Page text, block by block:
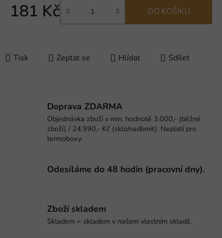
181 Kč DO KOŠÍKU
Tisk Zeptat se Hlídat Sdílet
Doprava ZDARMA
Objednávka zboží v min. hodnotě 3.000,- (běžné
zboží) / 24.990,- Kč (sklo/nadlimit). Neplatí pro
termoboxy.
Odesíláme do 48 hodin (pracovní dny).
Zboží skladem
Skladem = skladem v našem vlastním skladě.